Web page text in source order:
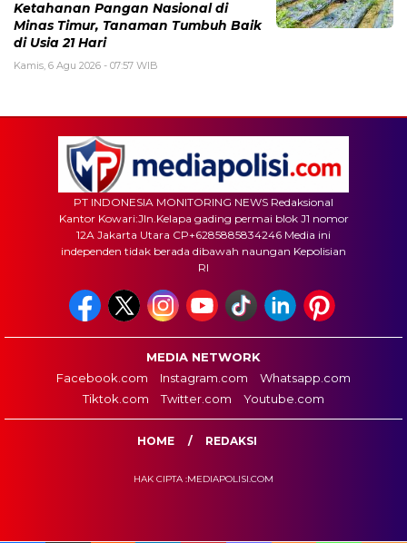
Ketahanan Pangan Nasional di
Minas Timur, Tanaman Tumbuh Baik
di Usia 21 Hari
Kamis, 6 Agu 2026 - 07:57 WIB
PT INDONESIA MONITORING NEWS Redaksional
Kantor Kowari:Jln.Kelapa gading permai blok J1 nomor
12A Jakarta Utara CP+6285885834246 Media ini
independen tidak berada dibawah naungan Kepolisian
RI
MEDIA NETWORK
Facebook.com
Instagram.com
Whatsapp.com
Tiktok.com
Twitter.com Youtube.com
HOME REDAKSI
HAK CIPTA :MEDIAPOLISI.COM